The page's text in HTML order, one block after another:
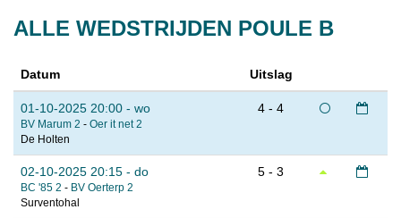
ALLE WEDSTRIJDEN POULE B
Datum Uitslag
01-10-2025 20:00 - wo
BV Marum 2 - Oer it net 2
De Holten
4 - 4
02-10-2025 20:15 - do
BC '85 2 - BV Oerterp 2
Surventohal
5 - 3